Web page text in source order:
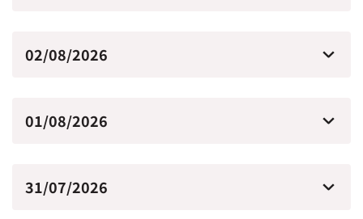
02/08/2026
01/08/2026
31/07/2026